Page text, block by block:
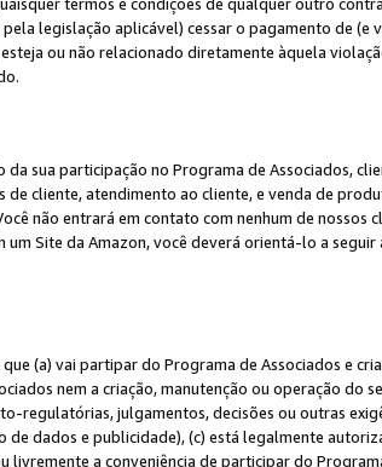
legislação aplicável) cessar o pagamento de
ou não relacionado diretamente àquela
da sua participação no Programa de Associados,
cliente, atendimento ao cliente, e venda de
não entrará em contato com nenhum de nossos
Site da Amazon, você deverá orientá-lo a
(a) vai partipar do Programa de Associados e
nem a criação, manutenção ou operação do
regulatórias, julgamentos, decisões ou outras
de dados e publicidade), (c) está legalmente
livremente a conveniência de participar do